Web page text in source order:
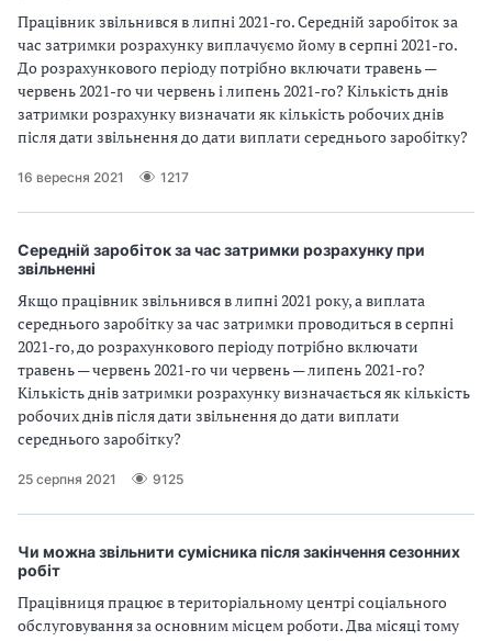
Працівник звільнився в липні 2021-го. Середній заробіток за
час затримки розрахунку виплачуємо йому в серпні 2021-го.
До розрахункового періоду потрібно включати травень —
червень 2021-го чи червень і липень 2021-го? Кількість днів
затримки розрахунку визначати як кількість робочих днів
після дати звільнення до дати виплати середнього заробітку?
16 вересня 2021 1217
Середній заробіток за час затримки розрахунку при
звільненні
Якщо працівник звільнився в липні 2021 року, а виплата
середнього заробітку за час затримки проводиться в серпні
2021-го, до розрахункового періоду потрібно включати
травень — червень 2021-го чи червень — липень 2021-го?
Кількість днів затримки розрахунку визначається як кількість
робочих днів після дати звільнення до дати виплати
середнього заробітку?
25 серпня 2021 9125
Чи можна звільнити сумісника після закінчення сезонних
робіт
Працівниця працює в територіальному центрі соціального
обслуговування за основним місцем роботи. Два місяці тому